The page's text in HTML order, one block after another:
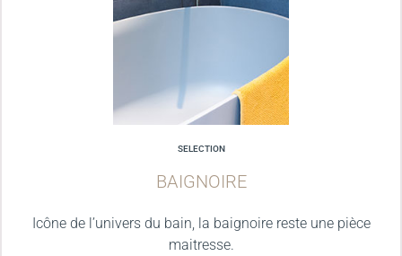
SELECTION
BAIGNOIRE
Icône de l’univers du bain, la baignoire reste une pièce
maitresse.